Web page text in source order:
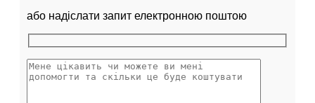
або надіслати запит електронною поштою